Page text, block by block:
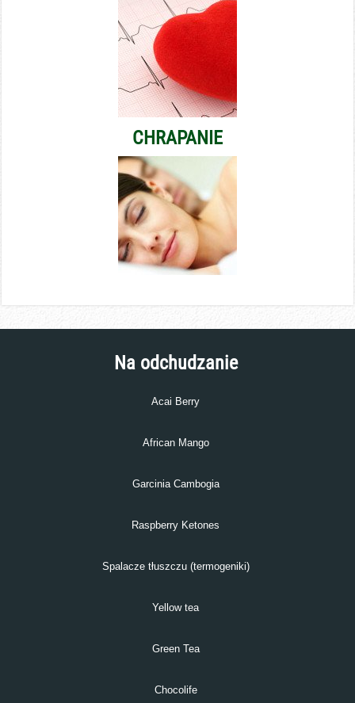
CHRAPANIE
Na odchudzanie
Acai Berry
African Mango
Garcinia Cambogia
Raspberry Ketones
Spalacze tłuszczu (termogeniki)
Yellow tea
Green Tea
Chocolife